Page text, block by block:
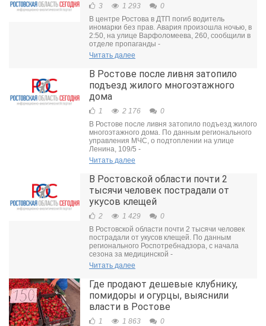
3 1 293
0
В центре Ростова в ДТП погиб водитель
иномарки без прав. Авария произошла ночью, в
2:50, на улице Варфоломеева, 260, сообщили в
отделе пропаганды -
Читать далее
В Ростове после ливня затопило
подъезд жилого многоэтажного
дома
1 2 176
0
В Ростове после ливня затопило подъезд жилого
многоэтажного дома. По данным регионального
управления МЧС, о подтоплении на улице
Ленина, 109/5 -
Читать далее
В Ростовской области почти 2
тысячи человек пострадали от
укусов клещей
2 1 429
0
В Ростовской области почти 2 тысячи человек
пострадали от укусов клещей. По данным
регионального Роспотребнадзора, с начала
сезона за медицинской -
Читать далее
Где продают дешевые клубнику,
помидоры и огурцы, выяснили
власти в Ростове
1 1 863
0